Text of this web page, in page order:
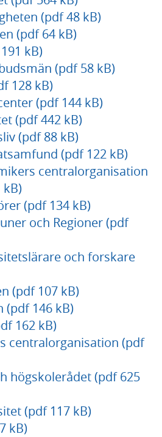
(pdf 48 kB)
(pdf 64 kB)
kB)
(pdf 58 kB)
128 kB)
(pdf 144 kB)
(pdf 442 kB)
(pdf 88 kB)
(pdf 122 kB)
centralorganisation
kB)
(pdf 134 kB)
och Regioner (pdf
och forskare
(pdf 107 kB)
(pdf 146 kB)
162 kB)
centralorganisation (pdf
högskolerådet (pdf 625
(pdf 117 kB)
kB)